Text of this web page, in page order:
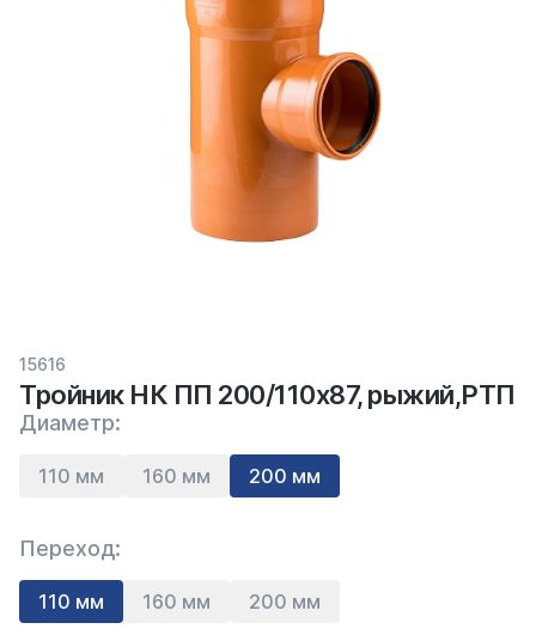
15616
Тройник НК ПП 200/110х87, рыжий,РТП
Диаметр:
110 мм 160 мм 200 мм
Переход:
110 мм 160 мм 200 мм